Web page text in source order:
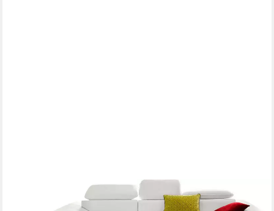
Ecksofa Driver L-Form, B: 268 cm, Kopfteilverstellung, optional